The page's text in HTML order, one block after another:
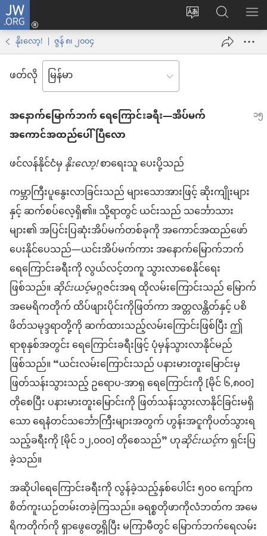
JW.ORG
ဝ
ကို
Log
in
အသစ်
ဖွ
င့်
နေ
တယ်)
JW.ORG
ရှာ
နိုးလော့! | ဇွန် ၈၊ ၂၀၀၄
ဖတ်လို
အနောက်မြောက်ဘက် ရေကြောင်းခရီး—အိပ်မက်
အကောင်အထည်ပေါ်ပြီလော
ဖင်လန်နိုင်ငံမှနိုးလော့!စာရေးသူ ပေးပို့သည်
ကမ္ဘာကြီးပူနွေးလာခြင်းသည် များသောအားဖြင့် ဆိုးကျိုးများ
နှင့် ဆက်စပ်လေ့ရှိ၏။ သို့ရာတွင် ယင်းသည် သင်္ဘောသား
များ၏ အပြင်းပြဆုံးအိပ်မက်တစ်ခုကို အကောင်အထည်ဖော်
ပေးနိုင်ပေသည်—ယင်းအိပ်မက်ကား အနောက်မြောက်ဘက်
ရေကြောင်းခရီးကို လွယ်လင့်တကူ သွားလာစေနိုင်ရေး
ဖြစ်သည်။ဆိုင်းယင့်မဂ္ဂဇင်းအရ ထိုလမ်းကြောင်းသည် မြောက်
အမေရိကတိုက် ထိပ်ဖျားပိုင်းကိုဖြတ်ကာ အတ္တလန္တိတ်နှင့် ပစိ
ဖိတ်သမုဒ္ဒရာတို့ကို ဆက်ထားသည့်လမ်းကြောင်းဖြစ်ပြီး ဤ
ရာစုနှစ်အတွင်း ရေကြောင်းခရီးဖြင့် ပုံမှန်သွားလာနိုင်မည်
ဖြစ်သည်။ “ယင်းလမ်းကြောင်းသည် ပနားမားတူးမြောင်းမှ
ဖြတ်သန်းသွားသည့် ဥရောပ-အာရှ ရေကြောင်းကို [မိုင် ၆,၈၀၀]
တိုစေပြီး ပနားမားတူးမြောင်းကို ဖြတ်သန်းသွားလာနိုင်ခြင်းမရှိ
သော ရေနံတင်သင်္ဘောကြီးများအတွက် ဟွန်းအငူကိုပတ်သွားရ
သည့်ခရီးကို [မိုင် ၁၂,၀၀၀] တိုစေသည်” ဟုဆိုင်းယင့်က ရှင်းပြ
ခဲ့သည်။
အဆိုပါရေကြောင်းခရီးကို လွန်ခဲ့သည့်နှစ်ပေါင်း ၅၀၀ ကျော်က
စိတ်ကူးယဉ်တမ်းတခဲ့ကြသည်။ ခရစ္စတိုဖာကိုလံဘတ်က အမေ
ရိကတိုက်ကို ရှာဖွေတွေ့ရှိပြီး မကြာမီတွင် မြောက်ဘက်ရေလမ်း